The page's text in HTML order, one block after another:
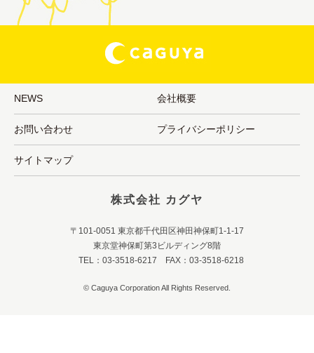
NEWS 会社概要
お問い合わせ プライバシーポリシー
サイトマップ
株式会社 カグヤ
〒101-0051 東京都千代田区神田神保町1-1-17
東京堂神保町第3ビルディング8階
TEL：03-3518-6217 FAX：03-3518-6218
© Caguya Corporation All Rights Reserved.